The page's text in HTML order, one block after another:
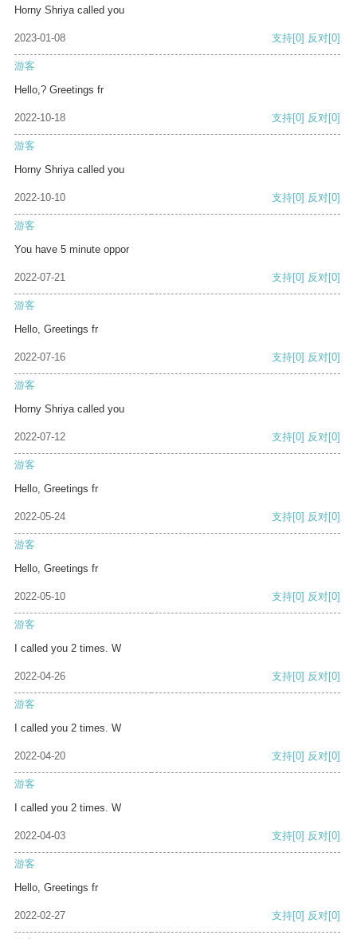
Horny Shriya called you
2023-01-08 支持[0] 反对[0]
游客
Hello,? Greetings fr
2022-10-18 支持[0] 反对[0]
游客
Horny Shriya called you
2022-10-10 支持[0] 反对[0]
游客
You have 5 minute oppor
2022-07-21 支持[0] 反对[0]
游客
Hello, Greetings fr
2022-07-16 支持[0] 反对[0]
游客
Horny Shriya called you
2022-07-12 支持[0] 反对[0]
游客
Hello, Greetings fr
2022-05-24 支持[0] 反对[0]
游客
Hello, Greetings fr
2022-05-10 支持[0] 反对[0]
游客
I called you 2 times. W
2022-04-26 支持[0] 反对[0]
游客
I called you 2 times. W
2022-04-20 支持[0] 反对[0]
游客
I called you 2 times. W
2022-04-03 支持[0] 反对[0]
游客
Hello, Greetings fr
2022-02-27 支持[0] 反对[0]